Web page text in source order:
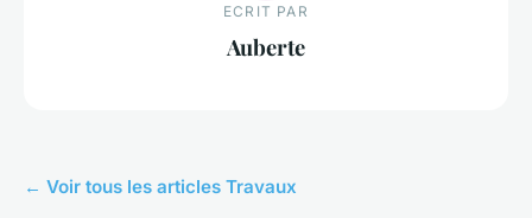
ECRIT PAR
Auberte
← Voir tous les articles Travaux